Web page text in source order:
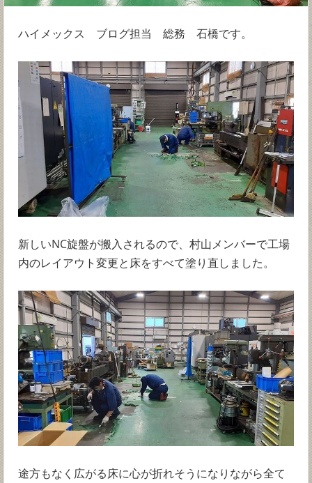
ハイメックス ブログ担当 総務 石橋です。
新しいNC旋盤が搬入されるので、村山メンバーで工場
内のレイアウト変更と床をすべて塗り直しました。
途方もなく広がる床に心が折れそうになりながら全て